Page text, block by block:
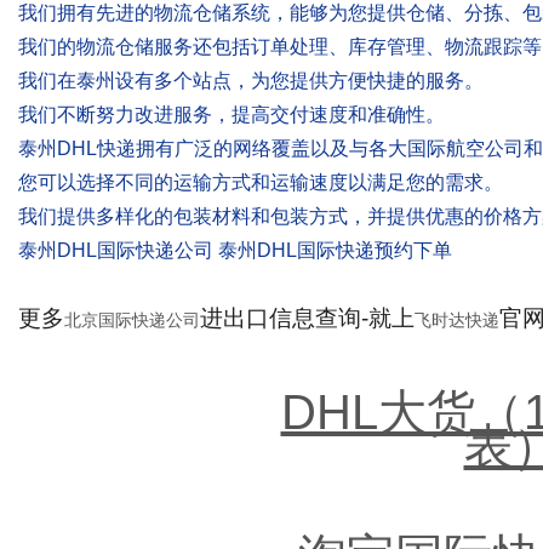
我们拥有先进的物流仓储系统，能够为您提供仓储、分拣、
我们的物流仓储服务还包括订单处理、库存管理、物流跟踪
我们在泰州设有多个站点，为您提供方便快捷的服务。
我们不断努力改进服务，提高交付速度和准确性。
泰州DHL快递拥有广泛的网络覆盖以及与各大国际航空公司
您可以选择不同的运输方式和运输速度以满足您的需求。
我们提供多样化的包装材料和包装方式，并提供优惠的价格
泰州DHL国际快递公司 泰州DHL国际快递预约下单
更多北京国际快递公司进出口信息查询-就上飞时达快递官
DHL大货（
表